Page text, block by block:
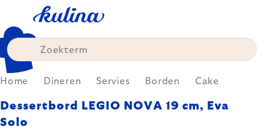
content
Home Dineren Servies Borden Cake
Dessertbord LEGIO NOVA 19 cm, Eva
Solo